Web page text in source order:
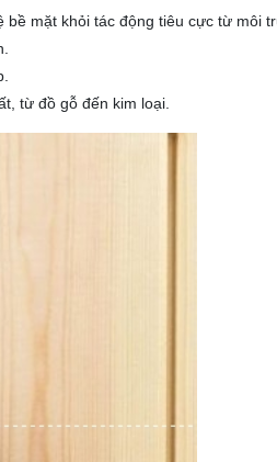
mặt khỏi tác động tiêu cực từ môi
từ đồ gỗ đến kim loại.